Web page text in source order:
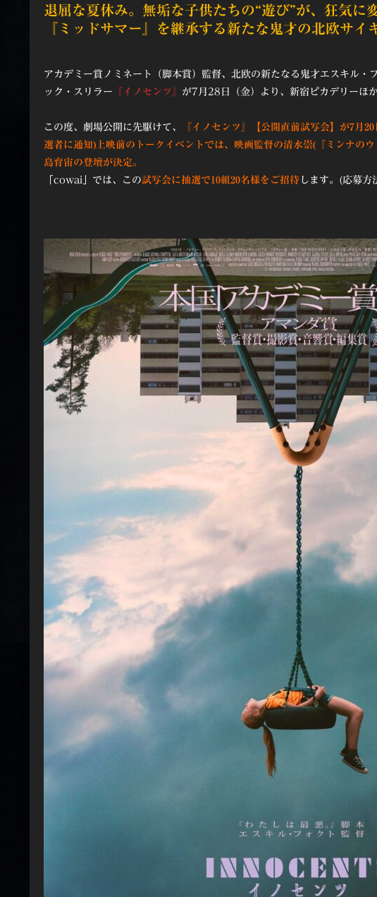
退屈な夏休み。無垢な子供たちの“遊び”が、狂気に
『ミッドサマー』を継承する新たな鬼才の北欧サイ
アカデミー賞ノミネート（脚本賞）監督、北欧の新たなる鬼才エスキル
ック・スリラー 『イノセンツ』 が7月28日（金）より、新宿ピカデリーほ
この度、劇場公開に先駆けて、 イノセンツ』【公開直前試写会】が7月
選者に通知)上映前のトークイベントでは、映画監督の清水崇(『ミンナの
島育宙の登壇が決定。
「cowai」では、この試写会に抽選で10組20名様をご招待 します。(応募方